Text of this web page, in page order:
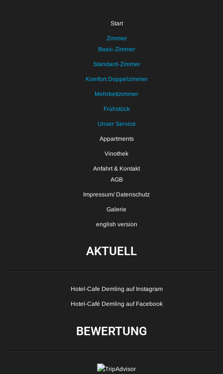
Start
Zimmer
Basic-Zimmer
Standard-Zimmer
Komfort Doppelzimmer
Mehrbettzimmer
Frühstück
Unser Service
Appartments
Vinothek
Anfahrt & Kontakt
AGB
Impressum/ Datenschutz
Galerie
english version
AKTUELL
Hotel-Cafe Demling auf Instagram
Hotel-Café Demling auf Facebook
BEWERTUNG